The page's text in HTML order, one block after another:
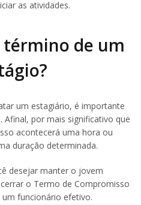
as atividades.
de um
um estagiário, é importante
por mais significativo que
acontecerá uma hora ou
duração determinada.
desejar manter o jovem
o Termo de Compromisso
funcionário efetivo.